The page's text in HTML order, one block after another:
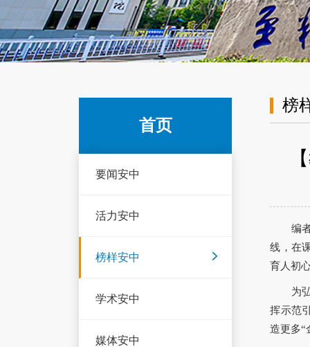
首页
要闻安中
活力安中
榜样安中
学术安中
媒体安中
榜
编
线，在
育人初
为
挥示范
造更多“